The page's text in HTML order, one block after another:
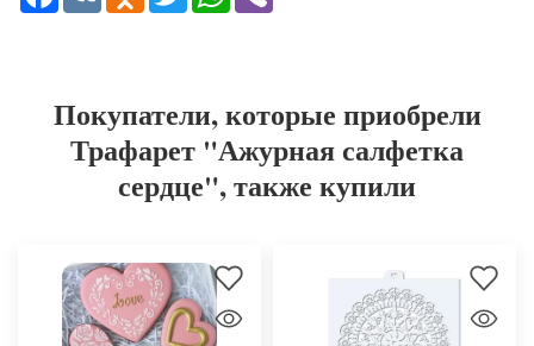
Покупатели, которые приобрели
Трафарет "Ажурная салфетка
сердце", также купили